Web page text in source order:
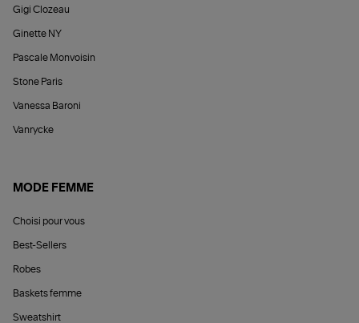
Gigi Clozeau
Ginette NY
Pascale Monvoisin
Stone Paris
Vanessa Baroni
Vanrycke
MODE FEMME
Choisi pour vous
Best-Sellers
Robes
Baskets femme
Sweatshirt